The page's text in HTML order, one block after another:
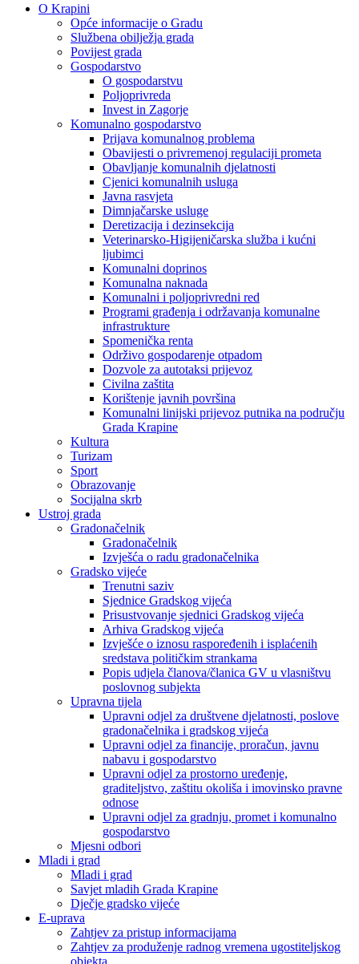
O Krapini
Opće informacije o Gradu
Službena obilježja grada
Povijest grada
Gospodarstvo
O gospodarstvu
Poljoprivreda
Invest in Zagorje
Komunalno gospodarstvo
Prijava komunalnog problema
Obavijesti o privremenoj regulaciji prometa
Obavljanje komunalnih djelatnosti
Cjenici komunalnih usluga
Javna rasvjeta
Dimnjačarske usluge
Deretizacija i dezinsekcija
Veterinarsko-Higijeničarska služba i kućni
ljubimci
Komunalni doprinos
Komunalna naknada
Komunalni i poljoprivredni red
Programi građenja i održavanja komunalne
infrastrukture
Spomenička renta
Održivo gospodarenje otpadom
Dozvole za autotaksi prijevoz
Civilna zaštita
Korištenje javnih površina
Komunalni linijski prijevoz putnika na području
Grada Krapine
Kultura
Turizam
Sport
Obrazovanje
Socijalna skrb
Ustroj grada
Gradonačelnik
Gradonačelnik
Izvješća o radu gradonačelnika
Gradsko vijeće
Trenutni saziv
Sjednice Gradskog vijeća
Prisustvovanje sjednici Gradskog vijeća
Arhiva Gradskog vijeća
Izvješće o iznosu raspoređenih i isplaćenih
sredstava političkim strankama
Popis udjela članova/članica GV u vlasništvu
poslovnog subjekta
Upravna tijela
Upravni odjel za društvene djelatnosti, poslove
gradonačelnika i gradskog vijeća
Upravni odjel za financije, proračun, javnu
nabavu i gospodarstvo
Upravni odjel za prostorno uređenje,
graditeljstvo, zaštitu okoliša i imovinsko pravne
odnose
Upravni odjel za gradnju, promet i komunalno
gospodarstvo
Mjesni odbori
Mladi i grad
Mladi i grad
Savjet mladih Grada Krapine
Dječje gradsko vijeće
E-uprava
Zahtjev za pristup informacijama
Zahtjev za produženje radnog vremena ugostiteljskog
objekta